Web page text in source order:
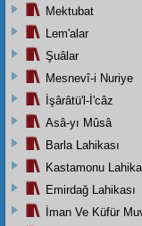
Mektubat
Lem'alar
Şuâlar
Mesnevî-i Nuriye
İşârâtü'l-İ'câz
Asâ-yı Mûsâ
Barla Lahikası
Kastamonu
Emirdağ Lahikası
İman Ve Küfür